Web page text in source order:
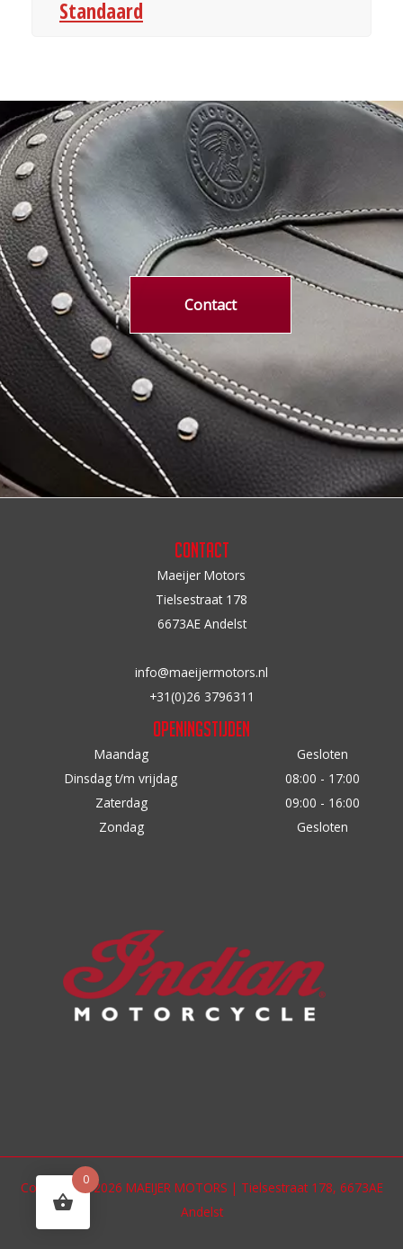
Standaard
Contact
Contact
Maeijer Motors
Tielsestraat 178
6673AE Andelst
info@maeijermotors.nl
+31(0)26 3796311
Openingstijden
Maandag
Gesloten
Dinsdag t/m vrijdag
08:00 - 17:00
Zaterdag
09:00 - 16:00
Zondag
Gesloten
Copyright © 2026 MAEIJER MOTORS | Tielsestraat 178, 6673AE
Andelst
0